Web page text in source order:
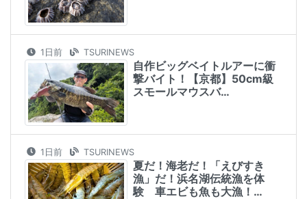
1日前 TSURINEWS
自作ビッグベイトルアーに衝
撃バイト！【京都】50cm級
スモールマウスバ…
1日前 TSURINEWS
夏だ！海老だ！「えびすき
漁」だ！浜名湖伝統漁を体
験 車エビも魚も大漁！…